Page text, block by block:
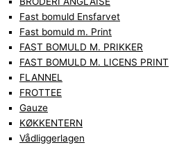
Fast bomuld Ensfarvet
Fast bomuld m. Print
FAST BOMULD M. PRIKKER
FAST BOMULD M. LICENS PRINT
FLANNEL
FROTTEE
Gauze
KØKKENTERN
Vådliggerlagen